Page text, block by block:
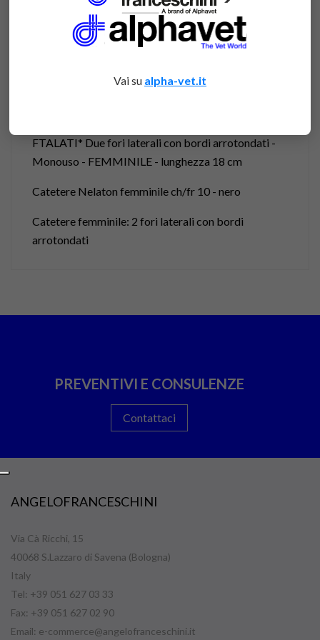
DESCRIZIONE
FTALATI* Due fori laterali con bordi arrotondati -
Monouso - FEMMINILE - lunghezza 18 cm
Catetere Nelaton femminile ch/fr 10 - nero
Catetere femminile: 2 fori laterali con bordi
arrotondati
PREVENTIVI E CONSULENZE
Contattaci
ANGELOFRANCESCHINI
Via Cà Ricchi, 15
40068 S.Lazzaro di Savena (Bologna)
Italy
Tel: +39 051 627 03 33
Fax: +39 051 627 02 90
Email: e-commerce@angelofranceschini.it
Vai su alpha-vet.it